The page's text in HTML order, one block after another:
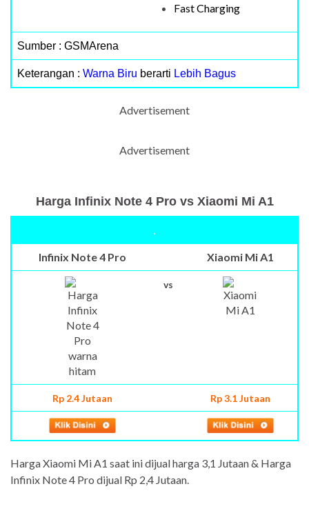
Fast Charging
Sumber : GSMArena
Keterangan : Warna Biru berarti Lebih Bagus
Advertisement
Advertisement
Harga Infinix Note 4 Pro vs Xiaomi Mi A1
.
Infinix Note 4 Pro Xiaomi Mi A1
vs
Rp 2.4 Jutaan Rp 3.1 Jutaan
Harga Xiaomi Mi A1 saat ini dijual harga 3,1 Jutaan & Harga
Infinix Note 4 Pro dijual Rp 2,4 Jutaan.